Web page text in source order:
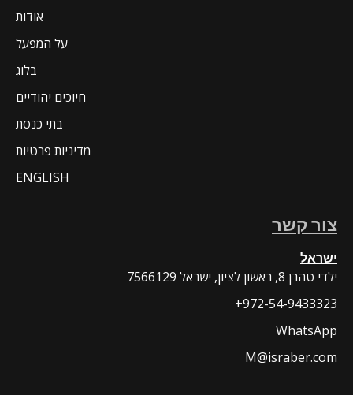
אודות
על המפעל
בלוג
חיוכים יהודיים
בתי כנסת
מדיניות פרטיות
ENGLISH
צור קשר
ישראל
7566129 ילדי טהרן 8, ראשון לציון, ישראל
+972-54-9433323
WhatsApp
M@israber.com